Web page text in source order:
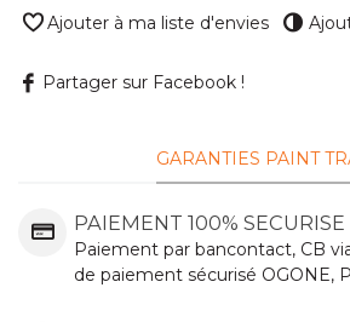
Ajouter à ma liste d'envies
Partager sur Facebook !
GARANTIES PAINT
PAIEMENT 100% SECURISE
Paiement par bancontact, CB
de paiement sécurisé OGONE,